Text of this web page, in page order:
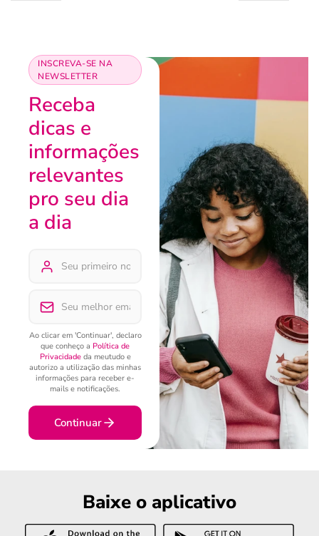
INSCREVA-SE NA
NEWSLETTER
Receba
dicas e
informações
relevantes
pro seu dia
a dia
Ao clicar em 'Continuar', declaro
que conheço a Política de
Privacidadeda meutudo e
autorizo a utilização das minhas
informações para receber e-
mails e notificações.
Continuar
Baixe o aplicativo